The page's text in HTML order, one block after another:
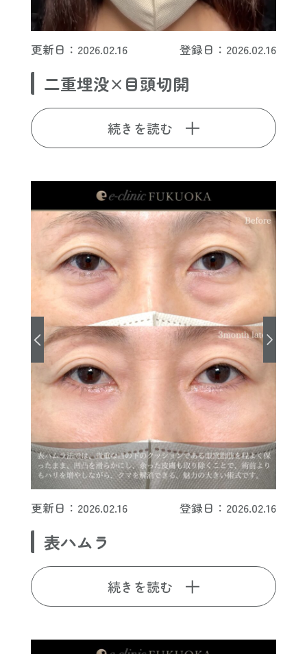
更新日：2026.02.16 登録日：2026.02.16
二重埋没×目頭切開
続きを読む
更新日：2026.02.16 登録日：2026.02.16
表ハムラ
続きを読む